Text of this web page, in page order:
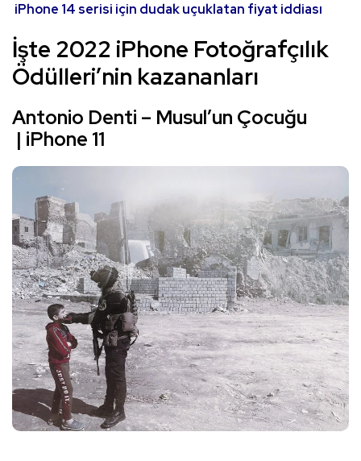
iPhone 14 serisi için dudak uçuklatan fiyat iddiası
İşte 2022 iPhone Fotoğrafçılık
Ödülleri’nin kazananları
Antonio Denti – Musul’un Çocuğu
| iPhone 11